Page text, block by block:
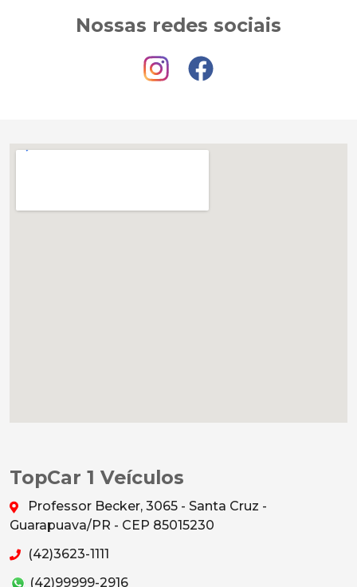
Nossas redes sociais
TopCar 1 Veículos
Professor Becker, 3065 - Santa Cruz -
Guarapuava/PR - CEP 85015230
(42)3623-1111
(42)99999-2916